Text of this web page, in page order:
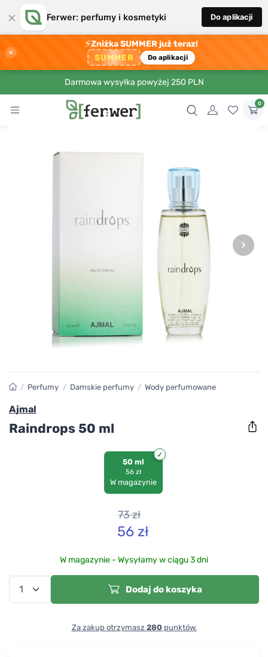
× Ferwer: perfumy i kosmetyki Do aplikacji
×
⚡Zniżka SUMMER już teraz!
SUMMER Do aplikacji
Darmowa wysyłka powyżej 250 PLN
0
›
/ Perfumy / Damskie perfumy / Wody perfumowane
Ajmal
Raindrops 50 ml
50 ml
56 zł
W magazynie
73zł
56 zł
W magazynie - Wysyłamy w ciągu 3 dni
Dodaj do koszyka
Za zakup otrzymasz 280punktów.